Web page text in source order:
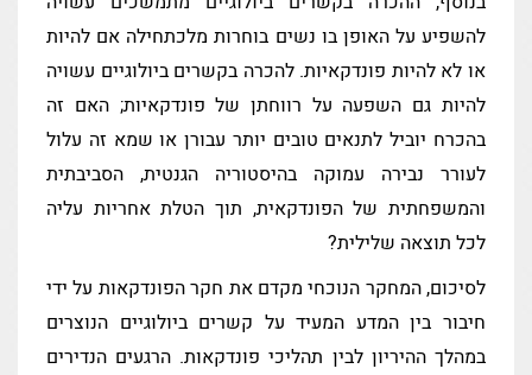
להשפיע על האופן בו נשים בוחרות מלכתחילה אם להיות
או לא להיות פונדקאיות. להכרה בקשרים ביולוגיים עשויה
להיות גם השפעה על רווחתן של פונדקאיות; האם זה
בהכרח יוביל לתנאים טובים יותר עבורן או שמא זה עלול
לעורר נבירה עמוקה בהיסטוריה הגנטית, הסביבתית
והמשפחתית של הפונדקאית, תוך הטלת אחריות עליה
לכל תוצאה שלילית?
לסיכום, המחקר הנוכחי מקדם את חקר הפונדקאות על ידי
חיבור בין המדע המעיד על קשרים ביולוגיים הנוצרים
במהלך ההיריון לבין תהליכי פונדקאות. הרגעים הנדירים